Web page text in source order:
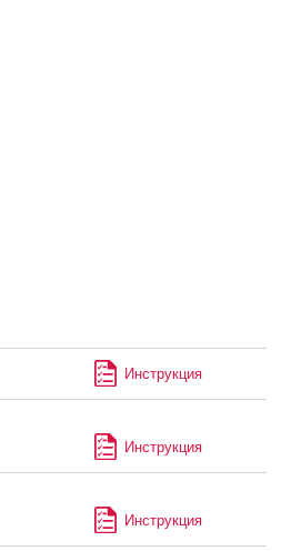
Инструкция
Инструкция
Инструкция